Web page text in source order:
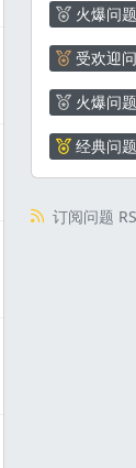
火爆问题
受欢迎
火爆问题
经典问题
订阅问题